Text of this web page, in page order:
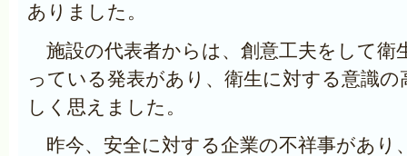
ありました。
施設の代表者からは、創意工夫をして衛
っている発表があり、衛生に対する意識
しく思えました。
昨今、安全に対する企業の不祥事があり